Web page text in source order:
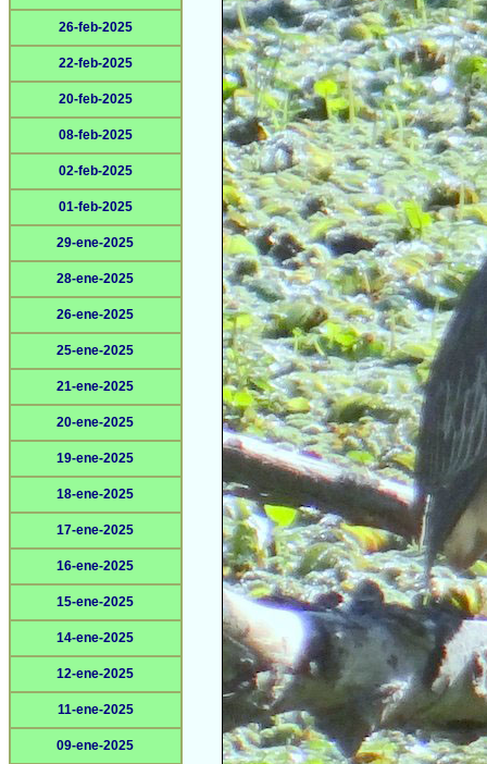
26-feb-2025
22-feb-2025
20-feb-2025
08-feb-2025
02-feb-2025
01-feb-2025
29-ene-2025
28-ene-2025
26-ene-2025
25-ene-2025
21-ene-2025
20-ene-2025
19-ene-2025
18-ene-2025
17-ene-2025
16-ene-2025
15-ene-2025
14-ene-2025
12-ene-2025
11-ene-2025
09-ene-2025